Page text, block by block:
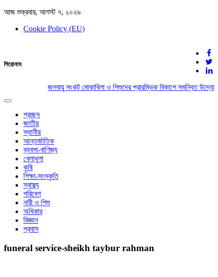
আজ শুক্রবার, আগস্ট ৭, ২০২৬
Cookie Policy (EU)
দেশের খবর
যুক্ত থাকুন দেশের সঙ্গে
শিরোনাম
জলবায়ু সংকট মোকাবিলা ও শিশুদের প্রারম্ভিক বিকাশে সমন্বিত
Toggle
navigation
প্রচ্ছদ
জাতীয়
স্থানীয়
আন্তর্জাতিক
ব্যবসা-বাণিজ্য
খেলাধুলা
কৃষি
শিক্ষা-সংস্কৃতি
স্বাস্থ্য
পরিবেশ
নারী ও শিশু
অধিকার
বিজ্ঞান
প্রবাস
funeral service-sheikh taybur rahman